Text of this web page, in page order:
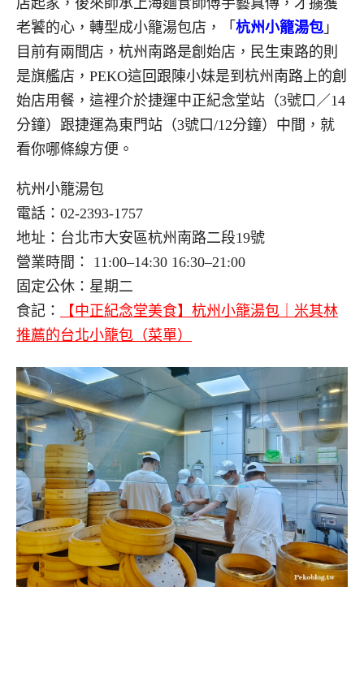
店起家，後來師承上海麵食師傅手藝真傳，才擄獲
老饕的心，轉型成小籠湯包店，「 杭州小籠湯包 」
目前有兩間店，杭州南路是創始店，民生東路的則
是旗艦店，PEKO這回跟陳小妹是到杭州南路上的創
始店用餐，這裡介於捷運中正紀念堂站（3號口／14
分鐘）跟捷運為東門站（3號口/12分鐘）中間，就
看你哪條線方便。
杭州小籠湯包
電話：02-2393-1757
地址：台北市大安區杭州南路二段19號
營業時間： 11:00–14:30 16:30–21:00
固定公休：星期二
食記：
【中正紀念堂美食】杭州小籠湯包｜米其林
推薦的台北小籠包（菜單）